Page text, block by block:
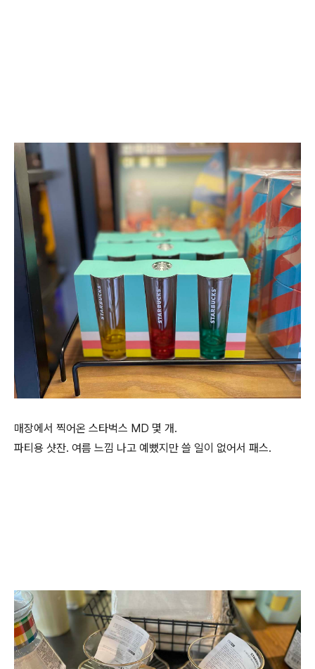
매장에서 찍어온 스타벅스 MD 몇 개.
파티용 샷잔. 여름 느낌 나고 예뻤지만 쓸 일이 없어서 패스.